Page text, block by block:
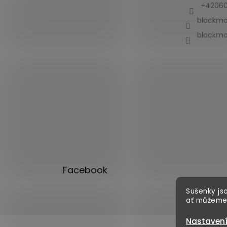
Sušenky
ať
Nastavení
Facebook